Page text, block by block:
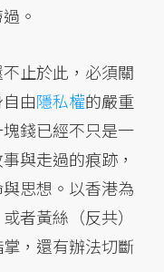
。
止於此，必須關
由隱私權的嚴重
錢已經不只是一
與走過的痕跡，
思想。以香港為
者黃絲（反共）
，還有辦法切斷